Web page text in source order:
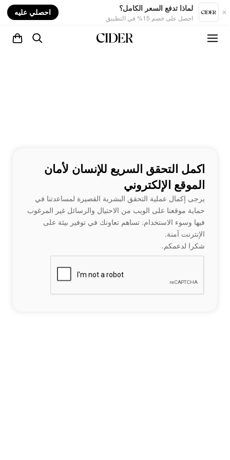
لماذا تدفع السعر الكامل؟
احصل على خصم 15% في التطبيق
احصلي عليه
اكمل التحقق السريع للإنسان لأمان
الموقع الإلكتروني
يرجى إكمال عملية التحقق البشرية القصيرة لمساعدتنا في
حماية موقعنا على الويب من الاحتيال والرسائل غير المرغوب
فيها وسوء الاستخدام. تساهم تعاونك في توفير بيئة على
الإنترنت آمنة.
شكرا لدعمكم.